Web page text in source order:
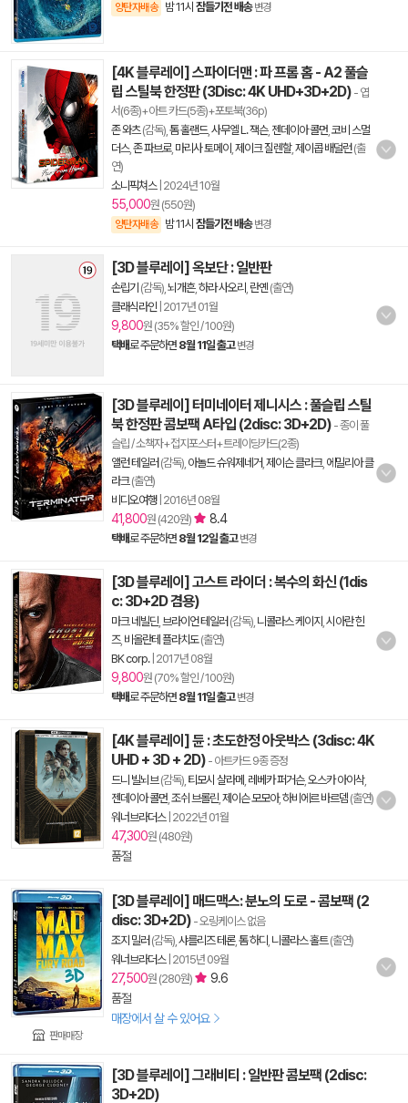
양탄자배송 밤 11시 잠들기전 배송 변경
[4K 블루레이] 스파이더맨 : 파 프롬 홈 - A2 풀슬
립 스틸북 한정판 (3Disc: 4K UHD+3D+2D) - 엽
서(6종)+아트 카드(5종)+포토북(36p)
존 와츠(감독), 톰 홀랜드, 사무엘 L. 잭슨, 젠데이아 콜먼 코비 스멀
더스, 존 파브로, 마리사 토메이 제이크 질렌할, 제이콥 배덜런(출
연)
소니픽쳐스| 2024년 10월
55,000원 (550원)
양탄자배송 밤 11시 잠들기전 배송 변경
[3D 블루레이] 옥보단 : 일반판
손립기 (감독), 뇌개흔, 하라 사오리 란옌 (출연)
클래식라인 2017년 01월
9,800원 (35% 할인 / 100원)
택배로 주문하면 8월 11일 출고 변경
[3D 블루레이] 터미네이터 제니시스 : 풀슬립 스틸
북 한정판 콤보팩 A타입 (2disc: 3D+2D) - 종이 풀
슬립 / 소책자+접지포스터+트레이딩카드(2종)
앨런 테일러 (감독), 아놀드 슈워제네거 제이슨 클라크, 에밀리아 클
라크(출연)
비디오여행| 2016년 08월
41,800원 (420원) 8.4
택배로 주문하면 8월 12일 출고 변경
[3D 블루레이] 고스트 라이더 : 복수의 화신 (1dis
c: 3D+2D 겸용)
마크 네빌딘 브라이언 테일러 (감독), 니콜라스 케이지 시아란 힌
즈, 비올란테 플라치도(출연)
BK corp.| 2017년 08월
9,800원 (70% 할인 / 100원)
택배로 주문하면 8월 11일 출고 변경
[4K 블루레이] 듄 : 초도한정 아웃박스 (3disc: 4K
UHD + 3D + 2D) - 아트카드 9종 증정
드니 빌뇌브(감독), 티모시 샬라메 레베카 퍼거슨, 오스카 아이삭,
젠데이아 콜먼 조쉬 브롤린 제이슨 모모아,하비에르 바르뎀 (출연)
워너브라더스| 2022년 01월
47,300원 (480원)
품절
판매매장
[3D 블루레이] 매드맥스: 분노의 도로 - 콤보팩 (2
disc: 3D+2D) - 오링케이스 없음
조지 밀러 (감독), 샤를리즈 테론, 톰 하디 니콜라스 홀트(출연)
워너브라더스| 2015년 09월
27,500원 (280원)
9.6
품절
매장에서 살 수 있어요
[3D 블루레이] 그래비티 : 일반판 콤보팩 (2disc:
3D+2D)